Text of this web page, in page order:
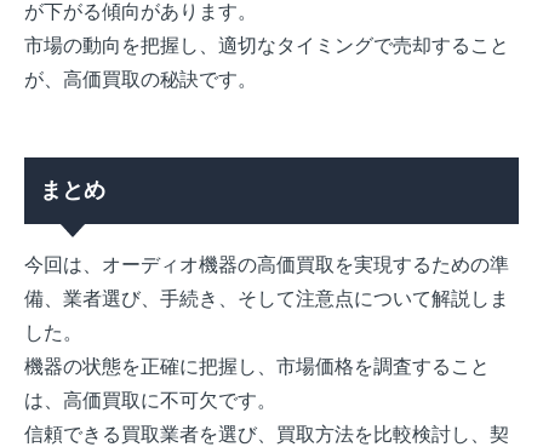
が下がる傾向があります。
市場の動向を把握し、適切なタイミングで売却すること
が、高価買取の秘訣です。
まとめ
今回は、オーディオ機器の高価買取を実現するための準
備、業者選び、手続き、そして注意点について解説しま
した。
機器の状態を正確に把握し、市場価格を調査すること
は、高価買取に不可欠です。
信頼できる買取業者を選び、買取方法を比較検討し、契